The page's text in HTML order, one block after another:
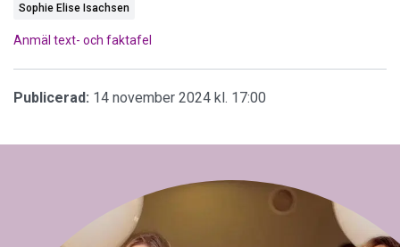
Sophie Elise Isachsen
Anmäl text- och faktafel
Publicerad: 14 november 2024 kl. 17:00